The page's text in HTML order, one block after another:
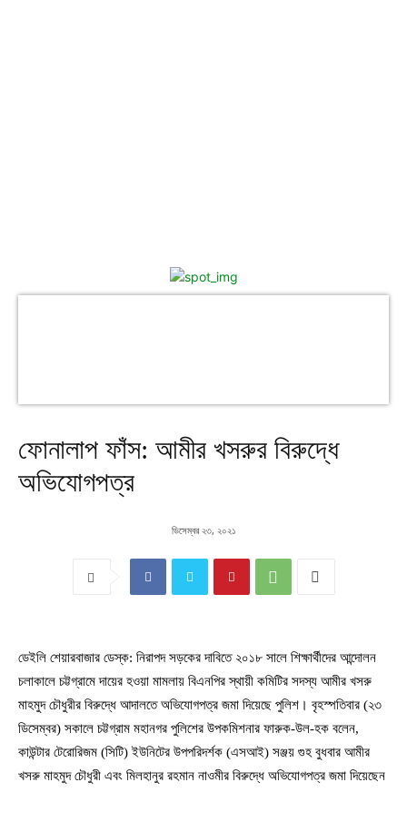
ফোনালাপ ফাঁস: আমীর খসরুর বিরুদ্ধে
অভিযোগপত্র
ডিসেম্বর ২৩, ২০২১
ডেইলি শেয়ারবাজার ডেস্ক: নিরাপদ সড়কের দাবিতে ২০১৮ সালে শিক্ষার্থীদের আন্দোলন
চলাকালে চট্টগ্রামে দায়ের হওয়া মামলায় বিএনপির স্থায়ী কমিটির সদস্য আমীর খসরু
মাহমুদ চৌধুরীর বিরুদ্ধে আদালতে অভিযোগপত্র জমা দিয়েছে পুলিশ। বৃহস্পতিবার (২৩
ডিসেম্বর) সকালে চট্টগ্রাম মহানগর পুলিশের উপকমিশনার ফারুক-উল-হক বলেন,
কাউন্টার টেরোরিজম (সিটি) ইউনিটের উপপরিদর্শক (এসআই) সঞ্জয় গুহ বুধবার আমীর
খসরু মাহমুদ চৌধুরী এবং মিলহানুর রহমান নাওমীর বিরুদ্ধে অভিযোগপত্র জমা দিয়েছেন